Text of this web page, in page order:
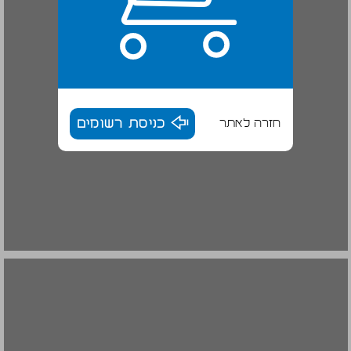
חזרה לאתר כניסת רשומים
שיקום העיר והמקדש ... 16